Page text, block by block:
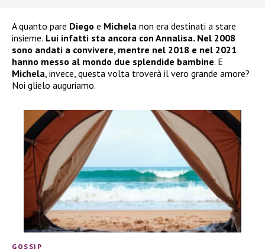
A quanto pare Diego e Michela non era destinati a stare
insieme. Lui infatti sta ancora con Annalisa. Nel 2008
sono andati a convivere, mentre nel 2018 e nel 2021
hanno messo al mondo due splendide bambine. E
Michela, invece, questa volta troverà il vero grande amore?
Noi glielo auguriamo.
GOSSIP